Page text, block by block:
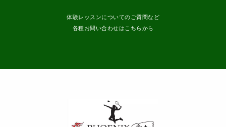
体験レッスンについてのご質問など
各種お問い合わせはこちらから